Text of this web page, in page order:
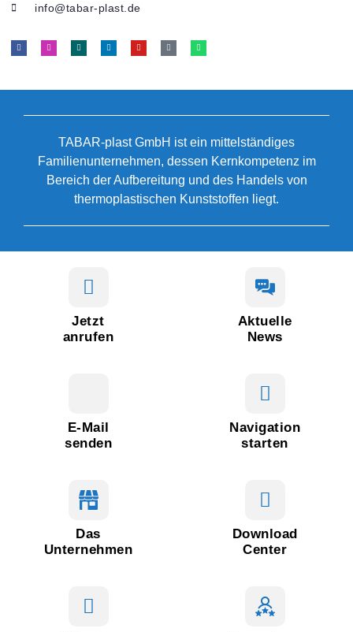
info@tabar-plast.de
TABAR-plast GmbH ist ein mittelständiges
Familienunternehmen, dessen Kernkompetenz im
Bereich der Aufbereitung und des Handels von
thermoplastischen Kunststoffen liegt.
Jetzt
anrufen
E-Mail
senden
Aktuelle
News
Navigation
starten
Das
Unternehmen
Download
Center